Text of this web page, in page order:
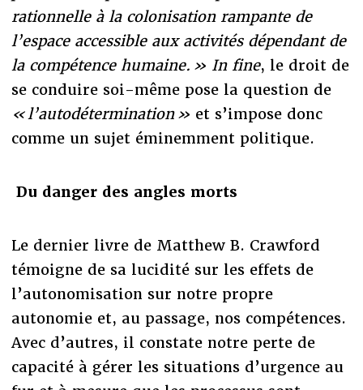
rationnelle à la colonisation rampante de
l’espace accessible aux activités dépendant de
la compétence humaine. » In fine, le droit de
se conduire soi-même pose la question de
« l’autodétermination » et s’impose donc
comme un sujet éminemment politique.
Du danger des angles morts
Le dernier livre de Matthew B. Crawford
témoigne de sa lucidité sur les effets de
l’autonomisation sur notre propre
autonomie et, au passage, nos compétences.
Avec d’autres, il constate notre perte de
capacité à gérer les situations d’urgence au